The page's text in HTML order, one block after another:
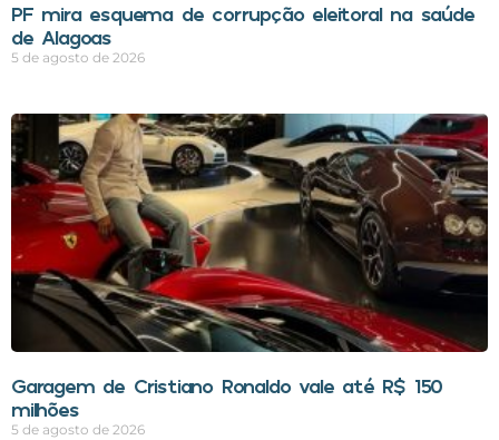
PF mira esquema de corrupção eleitoral na saúde
de Alagoas
5 de agosto de 2026
Garagem de Cristiano Ronaldo vale até R$ 150
milhões
5 de agosto de 2026